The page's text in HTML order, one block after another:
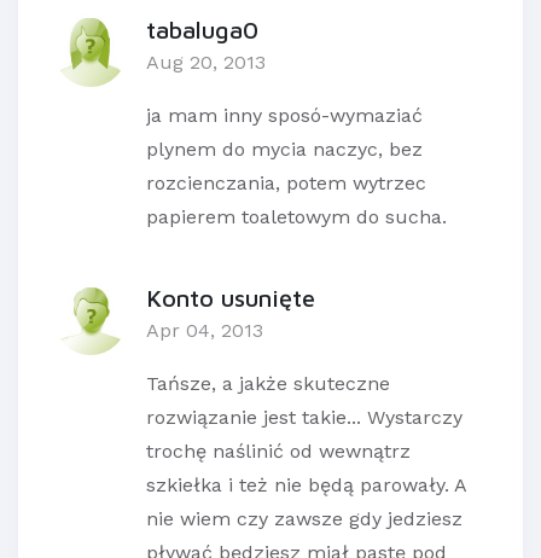
tabaluga0
Aug 20, 2013
ja mam inny sposó-wymaziać
plynem do mycia naczyc, bez
rozcienczania, potem wytrzec
papierem toaletowym do sucha.
Konto usunięte
Apr 04, 2013
Tańsze, a jakże skuteczne
rozwiązanie jest takie... Wystarczy
trochę naślinić od wewnątrz
szkiełka i też nie będą parowały. A
nie wiem czy zawsze gdy jedziesz
pływać będziesz miał pastę pod